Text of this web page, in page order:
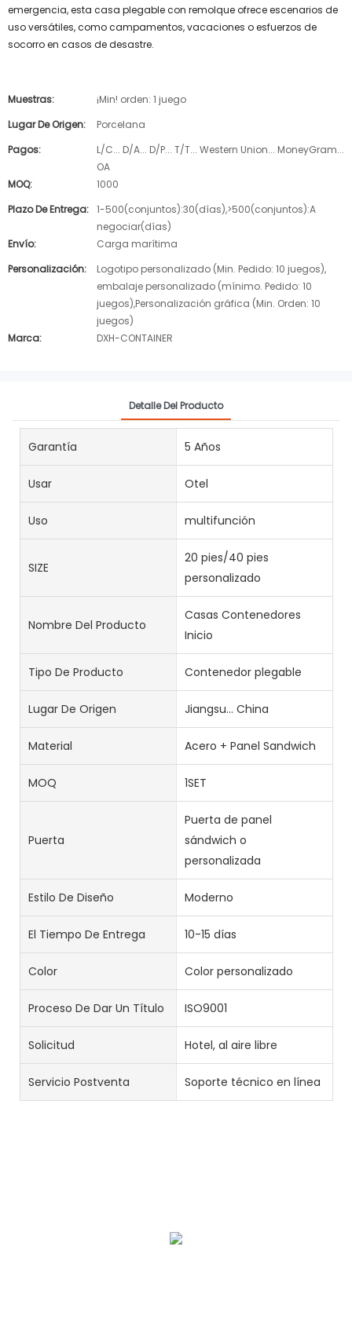
emergencia, esta casa plegable con remolque ofrece escenarios de
uso versátiles, como campamentos, vacaciones o esfuerzos de
socorro en casos de desastre.
Muestras:
¡Min! orden: 1 juego
Lugar De Origen:
Porcelana
Pagos:
L/C... D/A... D/P... T/T... Western Union... MoneyGram...
OA
MOQ:
1000
Plazo De Entrega: 1-500(conjuntos):30(días),>500(conjuntos):A
negociar(días)
Envío:
Carga marítima
Personalización:
Logotipo personalizado (Min. Pedido: 10 juegos),
embalaje personalizado (mínimo. Pedido: 10
juegos),Personalización gráfica (Min. Orden: 10
juegos)
Marca:
DXH-CONTAINER
Detalle Del Producto
Garantía 5 Años
Usar Otel
Uso multifunción
SIZE
20 pies/40 pies
personalizado
Nombre Del Producto
Casas Contenedores
Inicio
Tipo De Producto Contenedor plegable
Lugar De Origen Jiangsu... China
Material Acero + Panel Sandwich
MOQ 1SET
Puerta
Puerta de panel
sándwich o
personalizada
Estilo De Diseño Moderno
El Tiempo De Entrega 10-15 días
Color Color personalizado
Proceso De Dar Un Título ISO9001
Solicitud Hotel, al aire libre
Servicio Postventa Soporte técnico en línea